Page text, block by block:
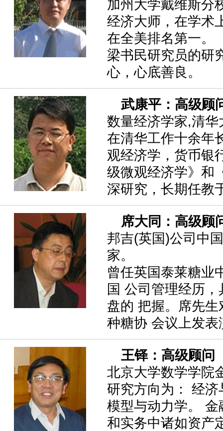
加州大学戴维斯分
经济大师，在学术
在全美排名第一。
梁书民研究员的研
心，心底善良。
武康平：高级顾
数量经济学家,清
在清华工作十余年
观经济学，货币银
级微观经济学》和
深研究，长期任教
席大同：高级顾
邦吉(英国)公司中
家。
曾任英国泰莱糖业
国 公司管理经历
盘的 把握。席先
种糖协 会议上发
王铎：高级顾问
北京大学数学学院
研究方向为： 经
模型与动力学。
和实务中诸如资产